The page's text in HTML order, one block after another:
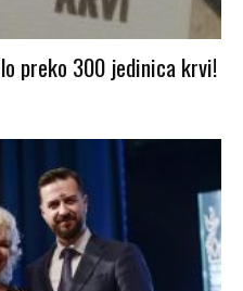
preko 300 jedinica krvi!